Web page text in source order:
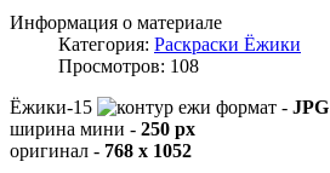
Информация о материале
Категория: Раскраски Ёжики
Просмотров: 108
Ёжики-15
формат - JPG
ширина мини - 250 px
оригинал - 768 x 1052